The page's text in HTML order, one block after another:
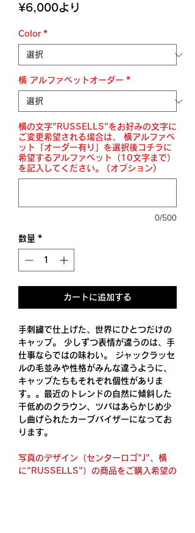
¥6,000より
価
Color *
横 アルファベットオーダー *
横の文字"RUSSELLS"をお好みの文字に
ご変更希望される場合は、 横アルファベ
ット「オーダー有り」を選択後コチラに
希望するアルファベット（10文字まで）
を記入してください。 (オプション)
0/500
数量 *
カートに追加する
手刺繍で仕上げた、世界にひとつだけの
キャップ。 少しずつ表情が違うのは、手
仕事ならではの味わい。 ジャックラッセ
ルの毛並みや性格がみんな違うように、
キャップたちもそれぞれ個性がありま
す。。最近のトレンドの自然に傾斜した
干低めのクラウン、ツバはあらかじめ少
し曲げられたカーブバイザーになってお
ります。
写真のデザイン（センターロゴ"J"、横
に"RUSSELLS"）の商品をご購入希望の